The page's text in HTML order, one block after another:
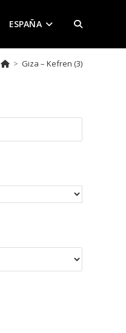
ESPAÑA ALTERNAR
DE
> Giza – Kefren (3)
Escape
el